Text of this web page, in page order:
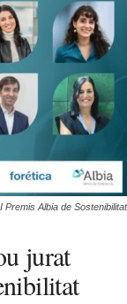
Premis Albia de Sostenibilitat
jurat